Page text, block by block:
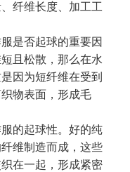
纤维长度、加工工
是否起球的重要因
且松散，那么在水
因为短纤维在受到
物表面，形成毛
的起球性。好的纯
维制造而成，这些
在一起，形成紧密